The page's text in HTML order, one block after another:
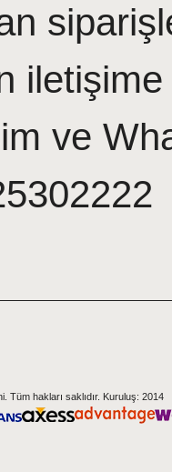
ve
Tüm hakları saklıdır. Kuruluş: 2014